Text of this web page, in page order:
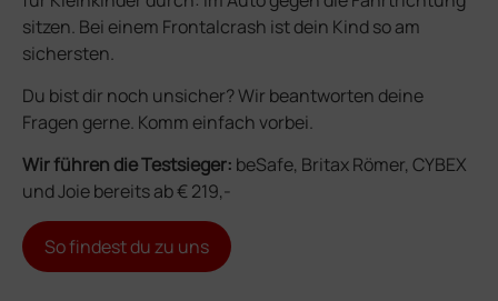
sitzen. Bei einem Frontalcrash ist dein Kind so am
sichersten.
Du bist dir noch unsicher? Wir beantworten deine
Fragen gerne. Komm einfach vorbei.
Wir führen die Testsieger: beSafe, Britax Römer, CYBEX
und Joie bereits ab € 219,-
So findest du zu uns